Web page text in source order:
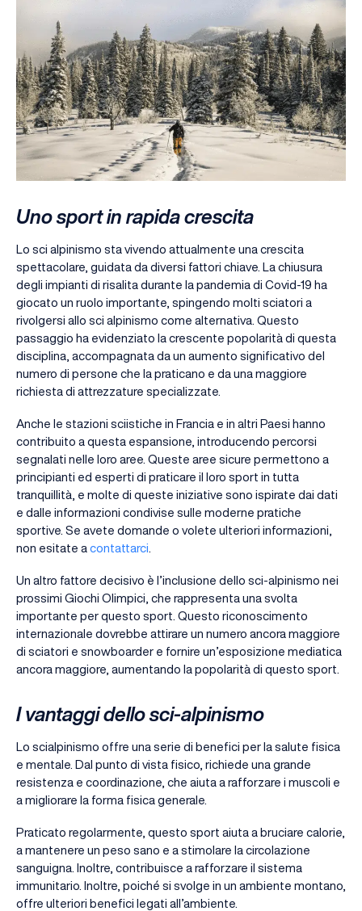
Uno sport in rapida crescita
Lo sci alpinismo sta vivendo attualmente una crescita
spettacolare, guidata da diversi fattori chiave. La chiusura
degli impianti di risalita durante la pandemia di Covid-19 ha
giocato un ruolo importante, spingendo molti sciatori a
rivolgersi allo sci alpinismo come alternativa. Questo
passaggio ha evidenziato la crescente popolarità di questa
disciplina, accompagnata da un aumento significativo del
numero di persone che la praticano e da una maggiore
richiesta di attrezzature specializzate.
Anche le stazioni sciistiche in Francia e in altri Paesi hanno
contribuito a questa espansione, introducendo percorsi
segnalati nelle loro aree. Queste aree sicure permettono a
principianti ed esperti di praticare il loro sport in tutta
tranquillità, e molte di queste iniziative sono ispirate dai dati
e dalle informazioni condivise sulle moderne pratiche
sportive. Se avete domande o volete ulteriori informazioni,
non esitate a contattarci.
Un altro fattore decisivo è l’inclusione dello sci-alpinismo nei
prossimi Giochi Olimpici, che rappresenta una svolta
importante per questo sport. Questo riconoscimento
internazionale dovrebbe attirare un numero ancora maggiore
di sciatori e snowboarder e fornire un’esposizione mediatica
ancora maggiore, aumentando la popolarità di questo sport.
I vantaggi dello sci-alpinismo
Lo scialpinismo offre una serie di benefici per la salute fisica
e mentale. Dal punto di vista fisico, richiede una grande
resistenza e coordinazione, che aiuta a rafforzare i muscoli e
a migliorare la forma fisica generale.
Praticato regolarmente, questo sport aiuta a bruciare calorie,
a mantenere un peso sano e a stimolare la circolazione
sanguigna. Inoltre, contribuisce a rafforzare il sistema
immunitario. Inoltre, poiché si svolge in un ambiente montano,
offre ulteriori benefici legati all’ambiente.